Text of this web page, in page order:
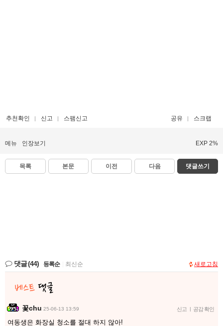
추천확인 신고 스팸신고 공유 스크랩
메뉴 인장보기 EXP 2%
목록 본문 이전 다음 댓글쓰기
댓글(44) 등록순 최신순 새로고침
꽃chu 25-06-13 13:59 신고 | 공감 확인
여동생은 화장실 청소를 절대 하지 않아!